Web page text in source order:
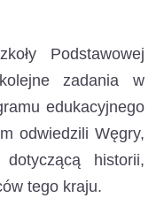
Podstawowej
zadania w
edukacyjnego
odwiedzili Węgry,
historii,
tego kraju.